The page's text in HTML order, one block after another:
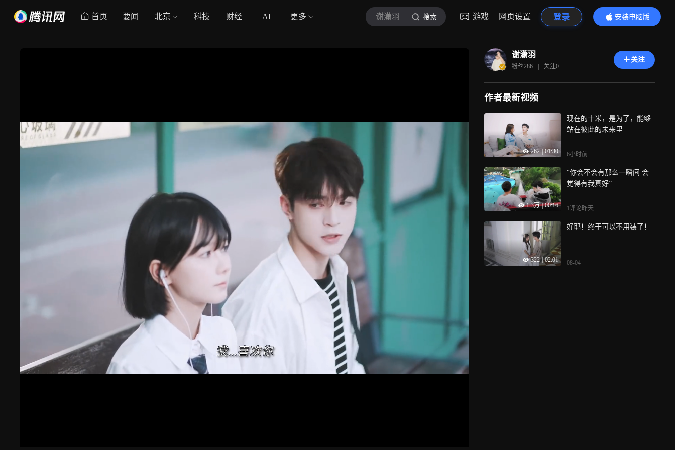
首页 要闻 北京 科技 财经 AI 更多 谢潇羽 搜索 游戏 网页设置 登录
安装电脑版
内容更精彩
谢潇羽
粉丝286 | 关注0
关注
作者最新视频
262 01:30
现在的十米，是为了，能够
站在彼此的未来里
6小时前
1.3万 | 00:16
“你会不会有那么一瞬间 会
觉得有我真好”
1评论昨天
322 | 02:01
好耶！终于可以不用装了！
08-04